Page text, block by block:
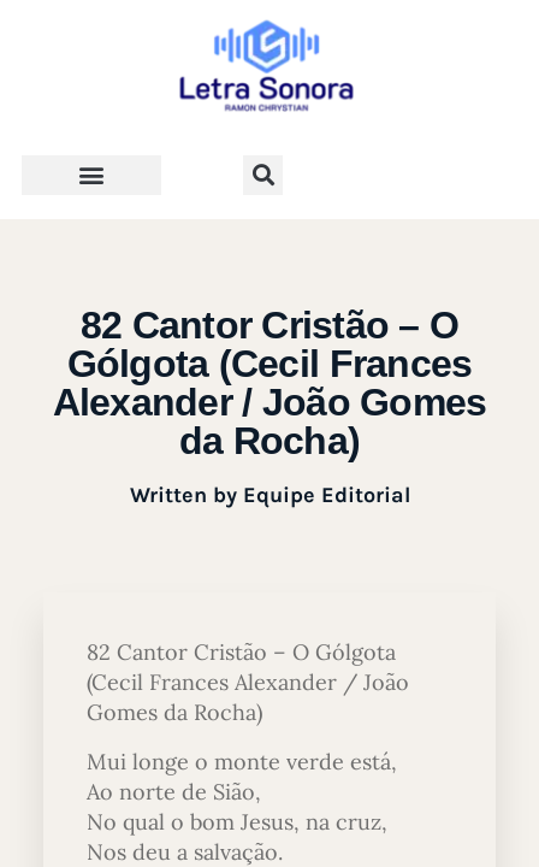
82 Cantor Cristão – O
Gólgota (Cecil Frances
Alexander / João Gomes
da Rocha)
Written byEquipe Editorial
82 Cantor Cristão – O Gólgota
(Cecil Frances Alexander / João
Gomes da Rocha)
Mui longe o monte verde está,
Ao norte de Sião,
No qual o bom Jesus, na cruz,
Nos deu a salvação.